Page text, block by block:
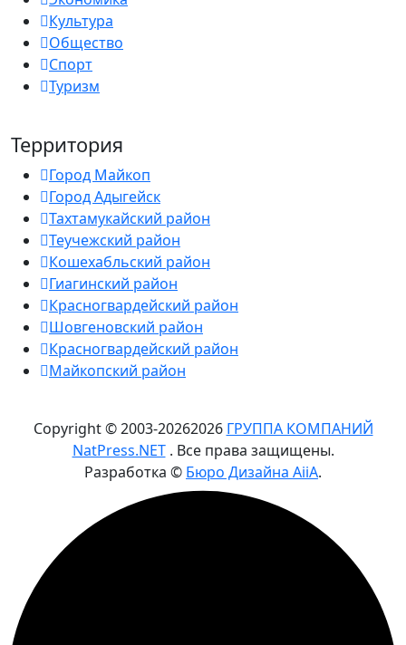
Культура
Общество
Спорт
Туризм
Территория
Город Майкоп
Город Адыгейск
Тахтамукайский район
Теучежский район
Кошехабльский район
Гиагинский район
Красногвардейский район
Шовгеновский район
Красногвардейский район
Майкопский район
Copyright © 2003-20262026 ГРУППА КОМПАНИЙ
NatPress.NET. Все права защищены.
Разработка © Бюро Дизайна AiiA.